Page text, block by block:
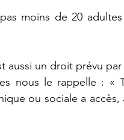
moins de 20
aussi un droit prévu par
nous le rappelle : «
ou sociale a